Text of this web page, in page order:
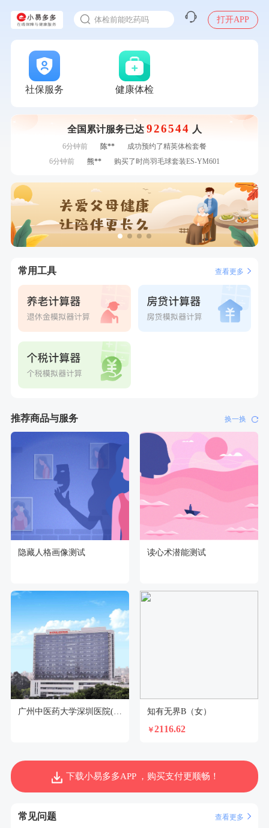
体检前能吃药吗
入职体检在线预约
甲状腺癌怎么筛查
打开APP
社保服务 健康体检
全国累计服务已达 926544 人
刚刚 刘**
成功预约了心脑血管强化体检套餐
林**
购买了小熊电烤箱 DKX-F10M6
刚刚
林**
购买了小熊电烤箱 DKX-F10M6
周**
购买了BP3颈椎热敷枕
成功预约了入职体检套餐
2分钟前
成功预约了标准体检套餐（男）
4分钟前
柯**
成功预约了关怀老人B套餐
6分钟前
陈**
成功预约了精英体检套餐
6分钟前
熊**
购买了时尚羽毛球套装ES-YM601
7分钟前
成功预约了中老年套餐
刚刚
刘**
成功预约了心脑血管强化体检套餐
刚刚
刘** 成功预约了心脑血管强化体检套餐
常用工具 查看更多
推荐商品与服务 换一换
隐藏人格画像测试 读心术潜能测试
广州中医药大学深圳医院(福田)体检中心 知有无界B（女）
￥2116.62
下载小易多多APP ，购买支付更顺畅！
常见问题 查看更多